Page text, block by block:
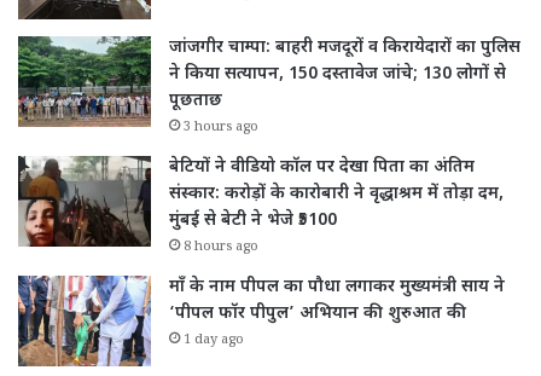
जांजगीर चाम्पा: बाहरी मजदूरों व किरायेदारों का पुलिस
ने किया सत्यापन, 150 दस्तावेज जांचे; 130 लोगों से
पूछताछ
3 hours ago
बेटियों ने वीडियो कॉल पर देखा पिता का अंतिम
संस्कार: करोड़ों के कारोबारी ने वृद्धाश्रम में तोड़ा दम,
मुंबई से बेटी ने भेजे ₹5100
8 hours ago
माँ के नाम पीपल का पौधा लगाकर मुख्यमंत्री साय ने
‘पीपल फॉर पीपुल’ अभियान की शुरुआत की
1 day ago